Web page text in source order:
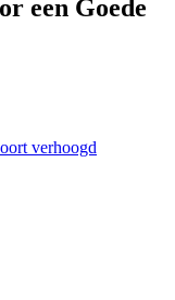
een Goede
verhoogd